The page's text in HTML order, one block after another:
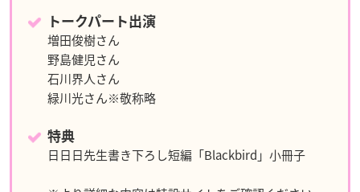
トークパート出演
増田俊樹さん
野島健児さん
石川界人さん
緑川光さん※敬称略
特典
日日日先生書き下ろし短編「Blackbird」小冊子